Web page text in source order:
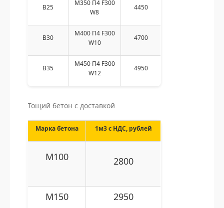
В25
M350 П4 F300
W8
4450
В30
М400 П4 F300
W10
4700
В35
М450 П4 F300
W12
4950
Тощий бетон с доставкой
Марка бетона 1м3 с НДС, рублей
M100 2800
M150 2950